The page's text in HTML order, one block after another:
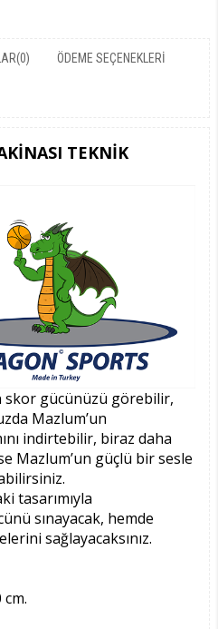
(0) ÖDEME SEÇENEKLERI
TEKNİK
gücünüzü görebilir,
Mazlum’un
indirtebilir, biraz daha
Mazlum’un güçlü bir sesle
tasarımıyla
sınayacak, hemde
sağlayacaksınız.